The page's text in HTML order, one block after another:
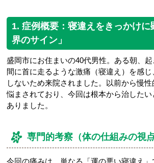
1. 症例概要：寝違えをきっかけに
界のサイン」
盛岡市にお住まいの40代男性。ある朝、
間に首に走るような激痛（寝違え）を感
しないため来院されました。以前から慢
悩まされており、今回は根本から治した
ありました。
専門的考察（体の仕組みの視点
今回の痛みは、単なる「運の悪い寝違え